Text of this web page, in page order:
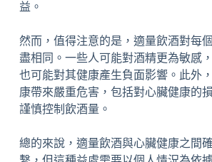
益。
然而，值得注意的是，適量飲酒對每
盡相同。一些人可能對酒精更為敏感
也可能對其健康產生負面影響。此外
康帶來嚴重危害，包括對心臟健康的
謹慎控制飲酒量。
總的來說，適量飲酒與心臟健康之間